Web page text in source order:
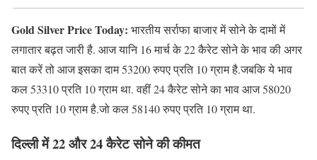
Gold Silver Price Today: भारतीय सर्राफा बाजार में सोने के दामों में
लगातार बढ़त जारी है. आज यानि 16 मार्च के 22 कैरेट सोने के भाव की अगर
बात करें तो आज इसका दाम 53200 रुपए प्रति 10 ग्राम है.जबकि ये भाव
कल 53310 प्रति 10 ग्राम था. वहीं 24 कैरेट सोने का भाव आज 58020
रुपए प्रति 10 ग्राम है.जो कल 58140 रुपए प्रति 10 ग्राम था.
दिल्ली में 22 और 24 कैरेट सोने की कीमत